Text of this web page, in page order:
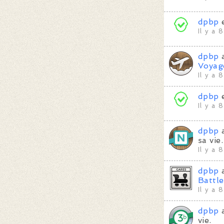
dpbp
Il y a
dpbp
Il y a
dpbp
Il y a
dpbp
sa vie.
Il y a
dpbp
Il y a
dpbp
vie.